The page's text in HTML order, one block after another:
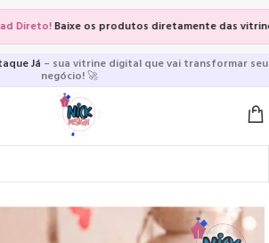
Baixe os produtos diretamente das vitrines e
Já – sua vitrine digital que vai transformar seu
negócio!🚀